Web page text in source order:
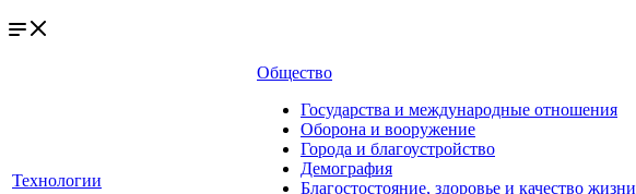
Технологии
Общество
Государства и международные отношения
Оборона и вооружение
Города и благоустройство
Демография
Благостостояние, здоровье и качество жизни